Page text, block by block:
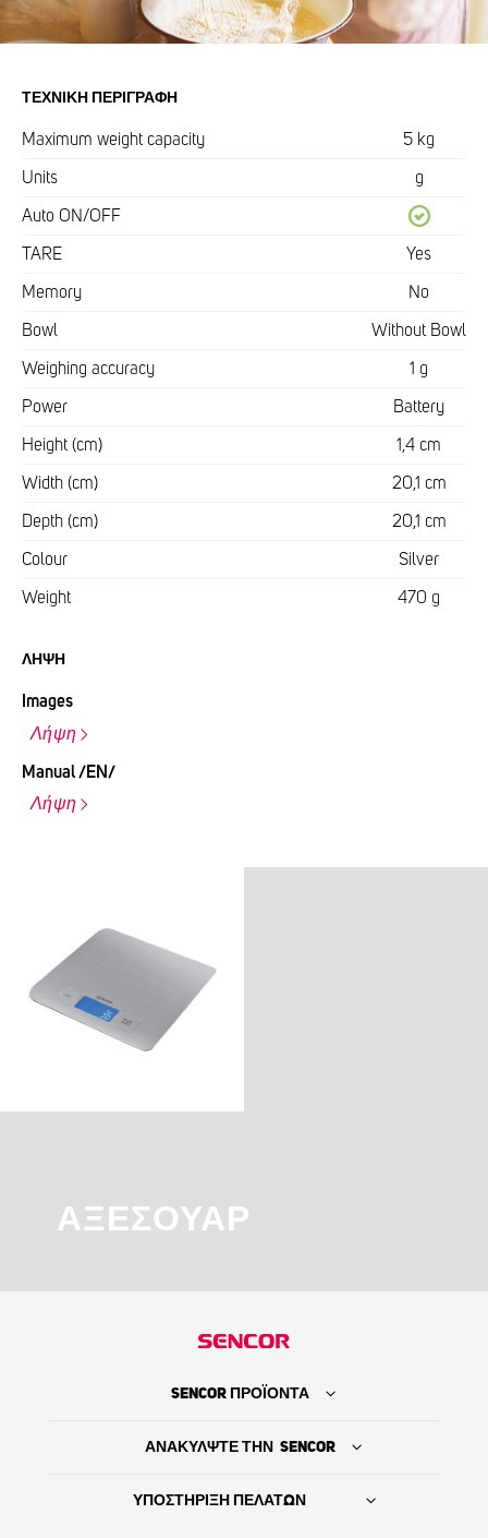
ΤΕΧΝΙΚΉ ΠΕΡΙΓΡΑΦΉ
Maximum weight capacity 5 kg
Units g
Auto ON/OFF
TARE Yes
Memory No
Bowl Without Bowl
Weighing accuracy 1 g
Power Battery
Height (cm) 1,4 cm
Width (cm) 20,1 cm
Depth (cm) 20,1 cm
Colour Silver
Weight 470 g
ΛΉΨΗ
Images
Λήψη
Manual /EN/
Λήψη
ΑΞΕΣΟΥΆΡ
SENCOR ΠΡΟΪΟΝΤΑ
ΑΝΑΚΥΛΨΤΕ ΤΗΝ SENCOR
ΥΠΟΣΤΗΡΙΞΗ ΠΕΛΑΤΩΝ